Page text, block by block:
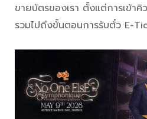
ขายบัตรของเรา ตั้งแต่การเข้า
รวมไปถึงขั้นตอนการรับตั๋ว E-